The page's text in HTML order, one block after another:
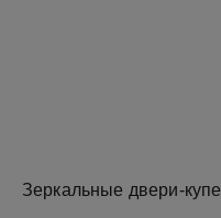
Зеркальные двери-купе